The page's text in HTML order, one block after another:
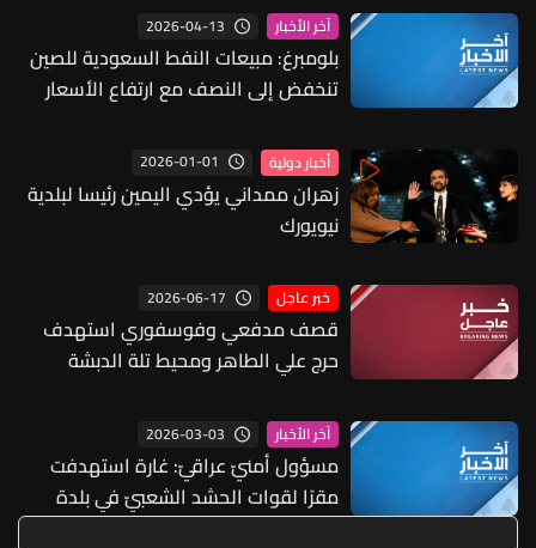
آخر الأخبار 2026-04-13
بلومبرغ: مبيعات النفط السعودية للصين
تنخفض إلى النصف مع ارتفاع الأسعار
أخبار دولية 2026-01-01
زهران ممداني يؤدي اليمين رئيسا لبلدية
نيويورك
خبر عاجل 2026-06-17
قصف مدفعي وفوسفوري استهدف
حرج علي الطاهر ومحيط تلة الدبشة
آخر الأخبار 2026-03-03
مسؤول أمنيّ عراقيّ: غارة استهدفت
مقرًا لقوات الحشد الشعبيّ في بلدة
جنوبي بغداد من دون تسجيل أيّ إصابات